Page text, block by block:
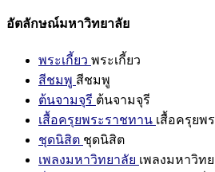
อัตลักษณ์มหาวิทยาลัย
พระเกี้ยว พระเกี้ยว
สีชมพู สีชมพู
ต้นจามจุรี ต้นจามจุรี
เสื้อครุยพระราชทาน เสื้อครุยพ
ชุดนิสิต ชุดนิสิต
เพลงมหาวิทยาลัย เพลงมหาวิท